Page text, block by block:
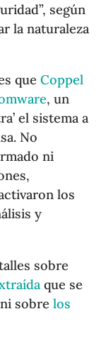
según
la naturaleza
queCoppel
, un
el sistema a
No
ni
los
y
sobre
que se
sobrelos